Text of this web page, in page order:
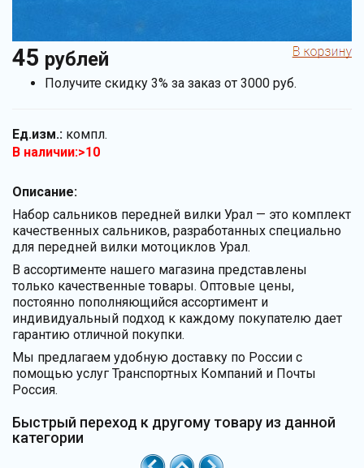
45 рублей
Получите скидку 3% за заказ от 3000 руб.
Ед.изм.: компл.
В наличии:>10
Описание:
Набор сальников передней вилки Урал — это комплект
качественных сальников, разработанных специально
для передней вилки мотоциклов Урал.
В ассортименте нашего магазина представлены
только качественные товары. Оптовые цены,
постоянно пополняющийся ассортимент и
индивидуальный подход к каждому покупателю дает
гарантию отличной покупки.
Мы предлагаем удобную доставку по России с
помощью услуг Транспортных Компаний и Почты
Россия.
Быстрый переход к другому товару из данной
категории